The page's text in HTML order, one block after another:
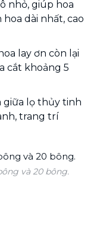
nhỏ, giúp hoa
dài nhất, cao
lay ơn còn lại
cắt khoảng 5
giữa lọ thủy tinh
trang trí
và 20 bông.